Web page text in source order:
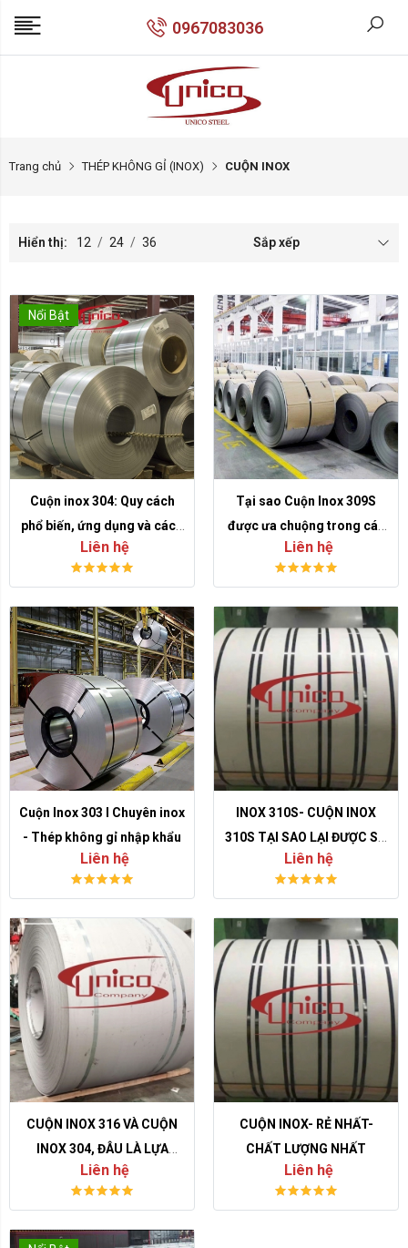
0967083036
Trang chủ THÉP KHÔNG GỈ (INOX) CUỘN INOX
Hiển thị: 12 / 24 / 36 Sắp xếp
Nổi Bật
Cuộn inox 304: Quy cách
phổ biến, ứng dụng và cách
chọn đúng cho sản xuất
Liên hệ
Tại sao Cuộn Inox 309S
được ưa chuộng trong các
lò công nghiệp và hệ thống
nhiệt?
Liên hệ
Cuộn Inox 303 l Chuyên inox
- Thép không gỉ nhập khẩu
Liên hệ
INOX 310S- CUỘN INOX
310S TẠI SAO LẠI ĐƯỢC SỬ
DỤNG NHIỀU TỚI VẬY?
Liên hệ
CUỘN INOX 316 VÀ CUỘN
INOX 304, ĐÂU LÀ LỰA
CHỌN TỐI ƯU NHẤT
Liên hệ
CUỘN INOX- RẺ NHẤT-
CHẤT LƯỢNG NHẤT
Liên hệ